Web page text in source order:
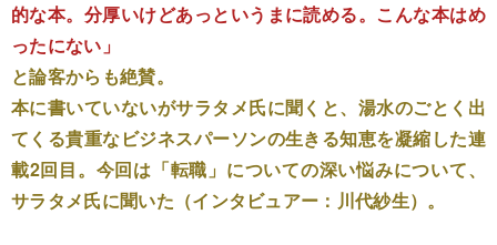
的な本。分厚いけどあっというまに読める。こんな本はめ
ったにない」
と論客からも絶賛。
本に書いていないがサラタメ氏に聞くと、湯水のごとく出
てくる貴重なビジネスパーソンの生きる知恵を凝縮した連
載2回目。今回は「転職」についての深い悩みについて、
サラタメ氏に聞いた（インタビュアー：川代紗生）。